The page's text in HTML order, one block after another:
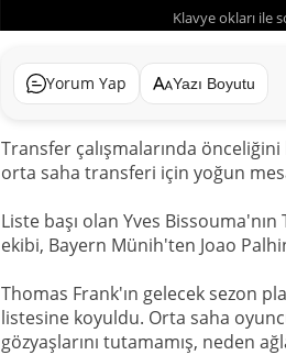
Klavye okları ile
Yorum Yap Yazı Boyutu
Transfer çalışmalarında
orta saha transferi için yoğun
Liste başı olan Yves
ekibi, Bayern Münih'ten Joao
Thomas Frank'ın gelecek sezon
listesine koyuldu. Orta saha
gözyaşlarını tutamamış, neden